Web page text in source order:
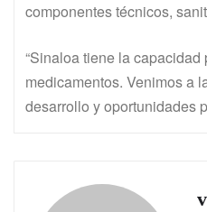
componentes técnicos,
“Sinaloa tiene la
medicamentos. Venimos a
desarrollo y oportunidades